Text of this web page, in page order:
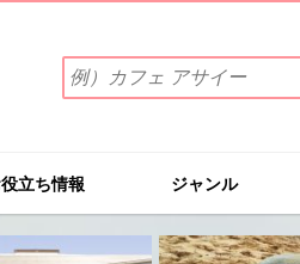
索
ワ
を
入
立ち情報 ジャンル